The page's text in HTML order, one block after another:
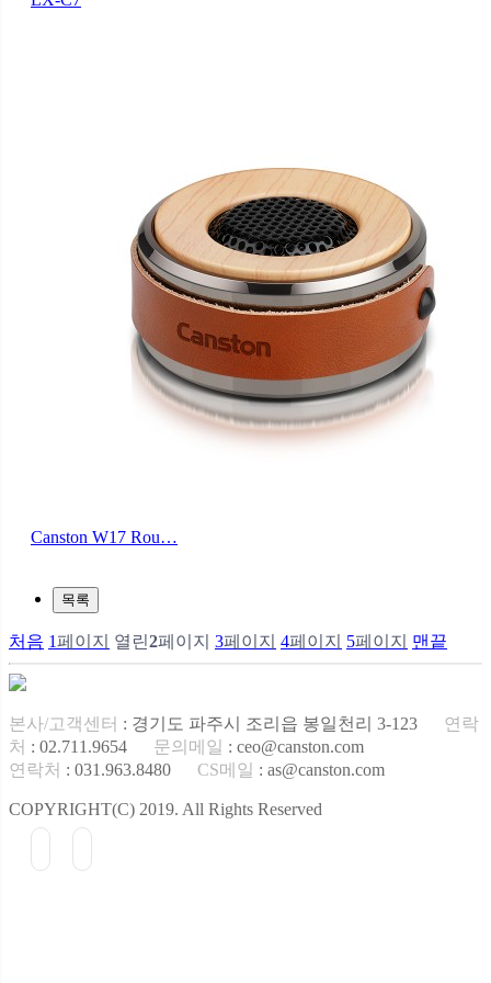
Canston W17 Rou…
목록
처음 1페이지 열린 2페이지 3페이지 4페이지 5페이지 맨끝
본사/고객센터 : 경기도 파주시 조리읍 봉일천리 3-123
연락
처 : 02.711.9654 문의메일 : ceo@canston.com
연락처 : 031.963.8480 CS메일 : as@canston.com
COPYRIGHT(C) 2019. All Rights Reserved